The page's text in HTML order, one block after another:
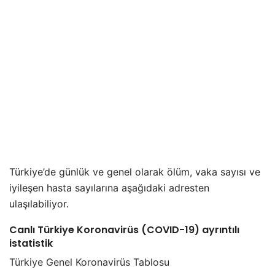
Türkiye’de günlük ve genel olarak ölüm, vaka sayısı ve
iyileşen hasta sayılarına aşağıdaki adresten
ulaşılabiliyor.
Canlı Türkiye Koronavirüs (COVID-19) ayrıntılı
istatistik
Türkiye Genel Koronavirüs Tablosu